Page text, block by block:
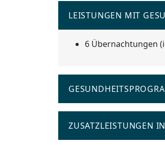
LEISTUNGEN MIT
6 Übernachtungen
ZUSATZLEISTUNGEN